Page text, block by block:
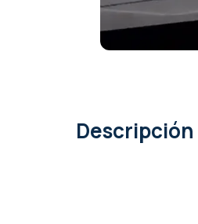
Descripción